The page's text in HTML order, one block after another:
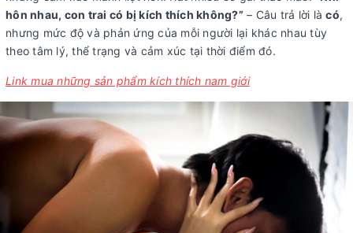
hôn nhau, con trai có bị kích thích không?” – Câu trả lời làcó,
nhưng mức độ và phản ứng của mỗi người lại khác nhau tùy
theo tâm lý, thể trạng và cảm xúc tại thời điểm đó.
Link mua những sản phẩm kích thích nam giới